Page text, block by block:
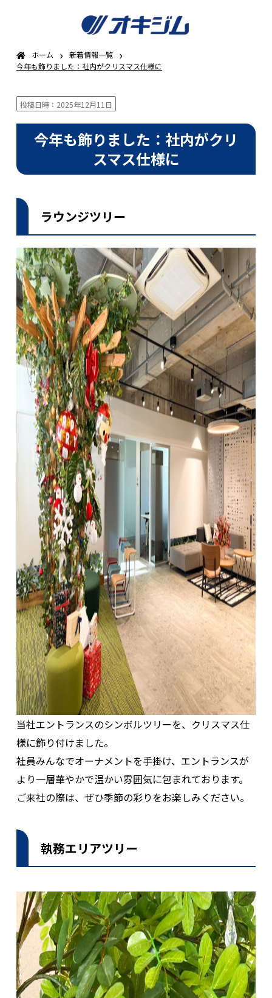
ホーム › 新着情報一覧 ›
今年も飾りました：社内がクリスマス仕様に
投稿日時：2025年12月11日
今年も飾りました：社内がクリ
スマス仕様に
ラウンジツリー
当社エントランスのシンボルツリーを、クリスマス仕
様に飾り付けました。
社員みんなでオーナメントを手掛け、エントランスが
より一層華やかで温かい雰囲気に包まれております。
ご来社の際は、ぜひ季節の彩りをお楽しみください。
執務エリアツリー